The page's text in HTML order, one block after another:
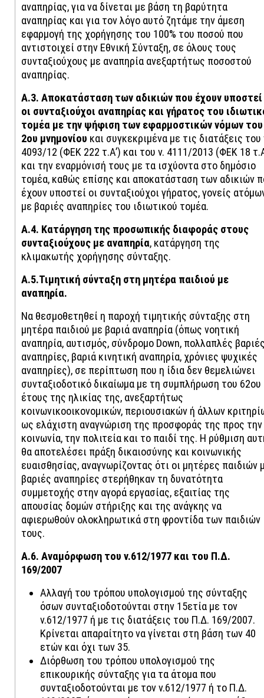
αναπηρίας, για να δίνεται με βάση τη βαρύτητα
αναπηρίας και για τον λόγο αυτό ζητάμε την άμεση
εφαρμογή της χορήγησης του 100% του ποσού που
αντιστοιχεί στην Εθνική Σύνταξη, σε όλους τους
συνταξιούχους με αναπηρία ανεξαρτήτως ποσοστού
αναπηρίας.
Α.3. Αποκατάσταση των αδικιών που έχουν υποστεί
οι συνταξιούχοι αναπηρίας και γήρατος του
τομέα με την ψήφιση των εφαρμοστικών νόμων του
2ου μνημονίου και συγκεκριμένα με τις διατάξεις του
4093/12 (ΦΕΚ 222 τ.Α’) και του ν. 4111/2013 (ΦΕΚ 18
και την εναρμόνισή τους με τα ισχύοντα στο δημόσιο
τομέα, καθώς επίσης και αποκατάσταση των αδικιών
έχουν υποστεί οι συνταξιούχοι γήρατος, γονείς
με βαριές αναπηρίες του ιδιωτικού τομέα.
Α.4. Κατάργηση της προσωπικής διαφοράς στους
συνταξιούχους με αναπηρία, κατάργηση της
κλιμακωτής χορήγησης σύνταξης.
Α.5.Τιμητική σύνταξη στη μητέρα παιδιού με
αναπηρία.
Να θεσμοθετηθεί η παροχή τιμητικής σύνταξης στη
μητέρα παιδιού με βαριά αναπηρία (όπως νοητική
αναπηρία, αυτισμός, σύνδρομο Down, πολλαπλές
αναπηρίες, βαριά κινητική αναπηρία, χρόνιες ψυχικές
αναπηρίες), σε περίπτωση που η ίδια δεν θεμελιώνει
συνταξιοδοτικό δικαίωμα με τη συμπλήρωση του 62ου
έτους της ηλικίας της, ανεξαρτήτως
κοινωνικοοικονομικών, περιουσιακών ή άλλων
ως ελάχιστη αναγνώριση της προσφοράς της προς την
κοινωνία, την πολιτεία και το παιδί της. Η ρύθμιση
θα αποτελέσει πράξη δικαιοσύνης και κοινωνικής
ευαισθησίας, αναγνωρίζοντας ότι οι μητέρες παιδιών
βαριές αναπηρίες στερήθηκαν τη δυνατότητα
συμμετοχής στην αγορά εργασίας, εξαιτίας της
απουσίας δομών στήριξης και της ανάγκης να
αφιερωθούν ολοκληρωτικά στη φροντίδα των παιδιών
τους.
Α.6. Αναμόρφωση του ν.612/1977 και του Π.Δ.
169/2007
Αλλαγή του τρόπου υπολογισμού της σύνταξης
όσων συνταξιοδοτούνται στην 15ετία με τον
ν.612/1977 ή με τις διατάξεις του Π.Δ. 169/2007.
Κρίνεται απαραίτητο να γίνεται στη βάση των 40
ετών και όχι των 35.
Διόρθωση του τρόπου υπολογισμού της
επικουρικής σύνταξης για τα άτομα που
συνταξιοδοτούνται με τον ν.612/1977 ή το Π.Δ.